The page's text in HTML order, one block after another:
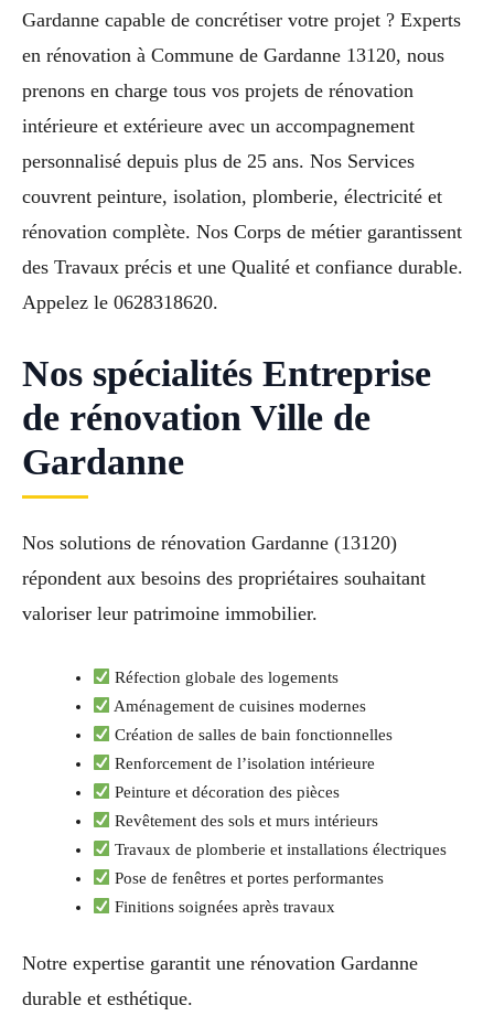
Gardanne capable de concrétiser votre projet ? Experts
en rénovation à Commune de Gardanne 13120, nous
prenons en charge tous vos projets de rénovation
intérieure et extérieure avec un accompagnement
personnalisé depuis plus de 25 ans. Nos Services
couvrent peinture, isolation, plomberie, électricité et
rénovation complète. Nos Corps de métier garantissent
des Travaux précis et une Qualité et confiance durable.
Appelez le 0628318620.
Nos spécialités Entreprise
de rénovation Ville de
Gardanne
Nos solutions de rénovation Gardanne (13120)
répondent aux besoins des propriétaires souhaitant
valoriser leur patrimoine immobilier.
Réfection globale des logements
Aménagement de cuisines modernes
Création de salles de bain fonctionnelles
Renforcement de l’isolation intérieure
Peinture et décoration des pièces
Revêtement des sols et murs intérieurs
Travaux de plomberie et installations électriques
Pose de fenêtres et portes performantes
Finitions soignées après travaux
Notre expertise garantit une rénovation Gardanne
durable et esthétique.